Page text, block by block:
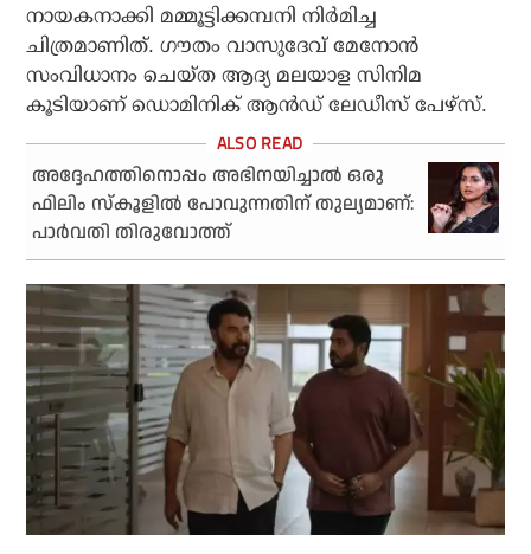
നായകനാക്കി മമ്മൂട്ടിക്കമ്പനി നിര്‍മിച്ച
ചിത്രമാണിത്. ഗൗതം വാസുദേവ് മേനോന്‍
സംവിധാനം ചെയ്ത ആദ്യ മലയാള സിനിമ
കൂടിയാണ് ഡൊമിനിക് ആന്‍ഡ് ലേഡീസ് പേഴ്സ്.
അദ്ദേഹത്തിനൊപ്പം അഭിനയിച്ചാൽ ഒരു
ഫിലിം സ്കൂളിൽ പോവുന്നതിന് തുല്യമാണ്:
പാർവതി തിരുവോത്ത്